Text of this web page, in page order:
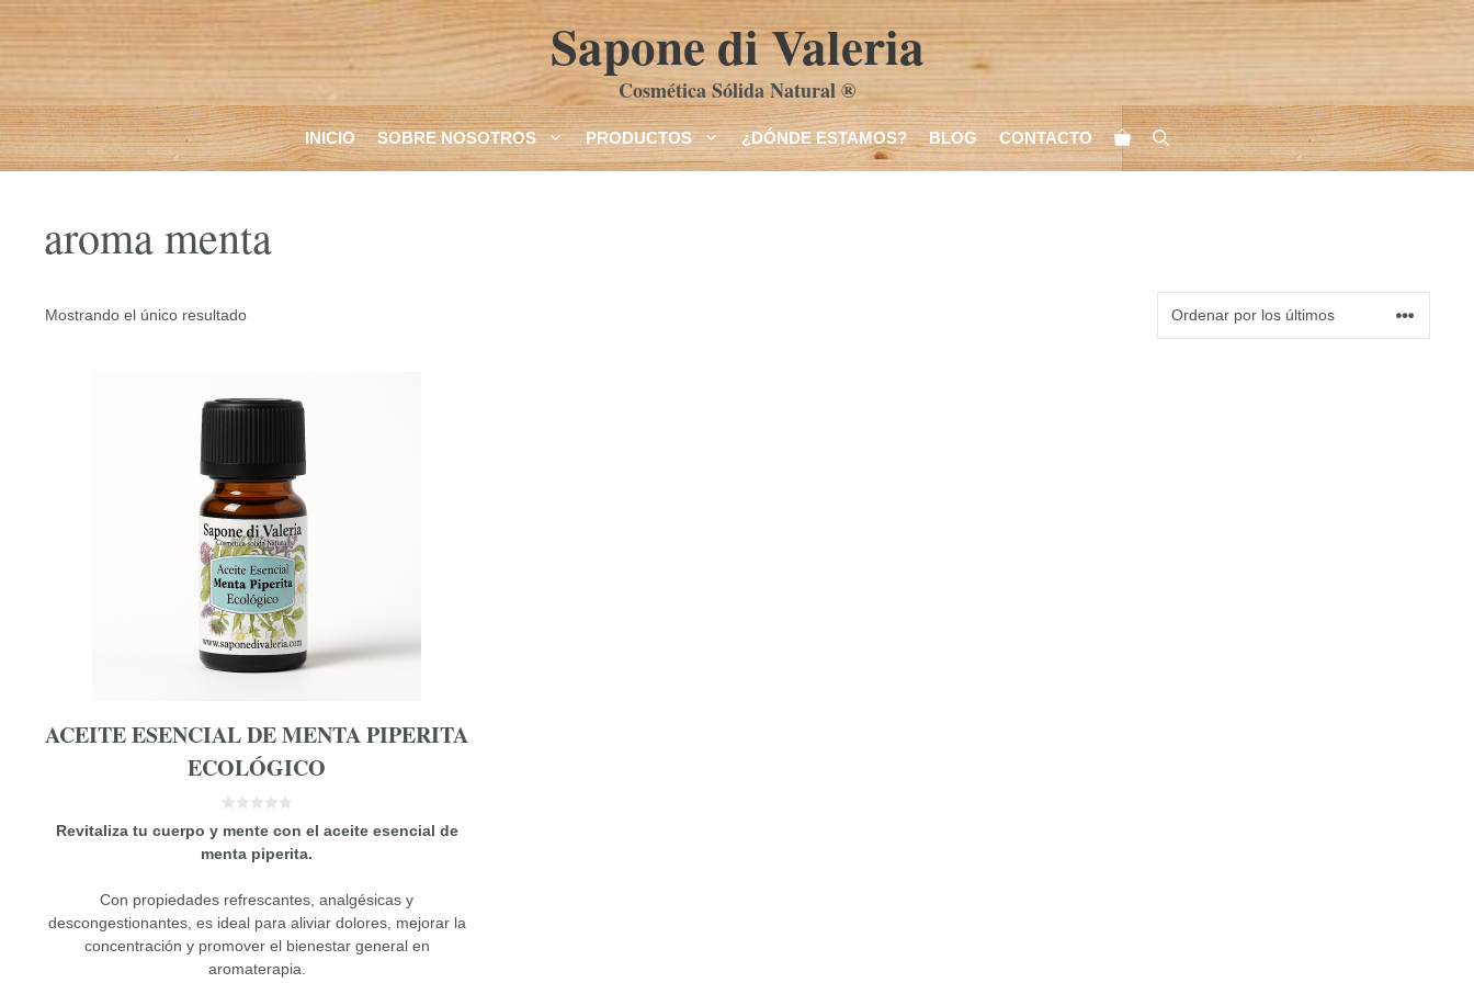
Saltar
Sapone di Valeria
Cosmética Sólida Natural ®
INICIO SOBRE NOSOTROS PRODUCTOS ¿DÓNDE ESTAMOS? BLOG CONTACTO
aroma menta
Mostrando el único resultado
ACEITE ESENCIAL DE MENTA PIPERITA
ECOLÓGICO
d
5
Revitaliza tu cuerpo y mente con el aceite esencial de
menta piperita.
Con propiedades refrescantes, analgésicas y
descongestionantes, es ideal para aliviar dolores, mejorar la
concentración y promover el bienestar general en
aromaterapia.